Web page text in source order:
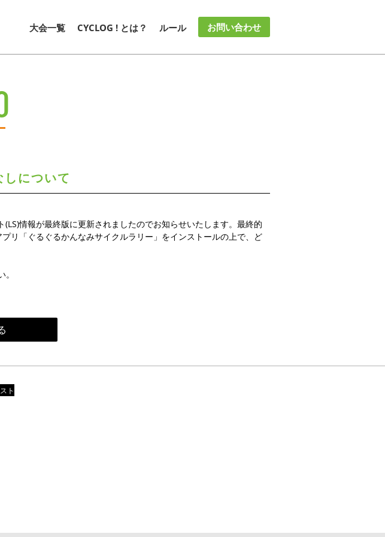
大会一覧 CYCLOG ! とは？ ルール お問い合わせ
について
情報が最終版に更新されましたのでお知らせいたします。最終的
リ「ぐるぐるかんなみサイクルラリー」をインストールの上で、ど